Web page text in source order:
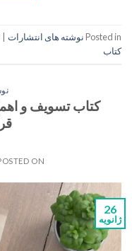
Posted inنوشته های انتشارات
کتاب
کتاب تسویف و
ON
26
ژانویه